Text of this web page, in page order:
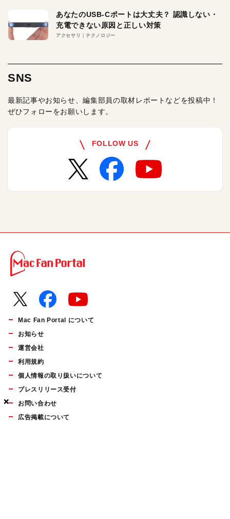
×
×
×
あなたのUSB-Cポートは大丈夫？ 認識しない・
充電できない原因と正しい対策
アクセサリ テクノロジー
SNS
最新記事やお知らせ、編集部員の取材レポートなどを投稿中！
ぜひフォローをお願いします。
FOLLOW US
Mac Fan Portal について
お知らせ
運営会社
利用規約
個人情報の取り扱いについて
プレスリリース受付
お問い合わせ
広告掲載について